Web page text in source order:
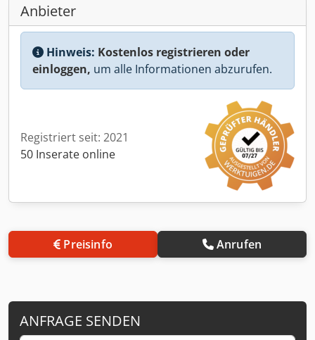
Anbieter
Hinweis: Kostenlos registrieren oder
einloggen, um alle Informationen abzurufen.
Registriert seit: 2021
50 Inserate online
Preisinfo Anrufen
ANFRAGE SENDEN